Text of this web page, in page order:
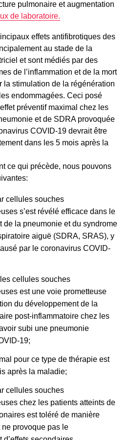
pulmonaire et augmentation
de laboratoire.
effets antifibrotiques des
au stade de la
et sont médiés par des
de l’inflammation et de la mort
la stimulation de la régénération
endommagées. Ceci posé
préventif maximal chez les
et de SDRA provoquée
COVID-19 devrait être
dans les 5 mois après la
ce qui précède, nous pouvons
cellules souches
s’est révélé efficace dans le
de la pneumonie et du syndrome
aiguë (SDRA, SRAS), y
par le coronavirus COVID-
cellules souches
est une voie prometteuse
du développement de la
post-inflammatoire chez les
subi une pneumonie
19;
pour ce type de thérapie est
après la maladie;
cellules souches
chez les patients atteints de
est toléré de manière
provoque pas le